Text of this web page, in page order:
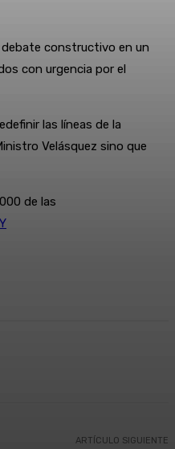
constructivo en un
con urgencia por el
las líneas de la
Velásquez sino que
de las
ARTÍCULO SIGUIENTE